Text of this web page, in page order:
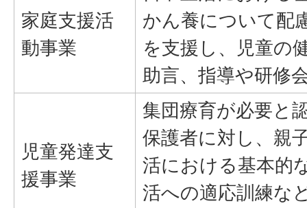
家庭支援活
動事業
かん養について配
を支援し、児童の
助言、指導や研修
児童発達支
援事業
集団療育が必要と
保護者に対し、親
活における基本的
活への適応訓練な